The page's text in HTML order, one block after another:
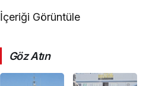
İçeriği Görüntüle
Göz Atın